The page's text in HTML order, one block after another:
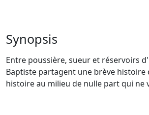
Synopsis
Entre poussière, sueur et réservoirs
Baptiste partagent une brève histoire
histoire au milieu de nulle part qui ne